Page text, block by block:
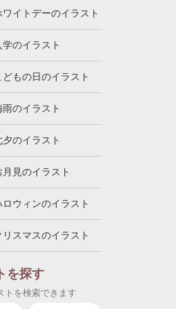
ワイトデーのイラスト
学のイラスト
どもの日のイラスト
雨のイラスト
夕のイラスト
月見のイラスト
ロウィンのイラスト
リスマスのイラスト
を探す
トを検索できます